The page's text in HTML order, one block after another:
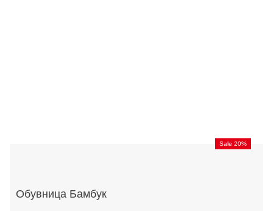
Sale 20%
Обувница Бамбук